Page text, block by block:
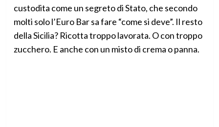
custodita come un segreto di Stato, che secondo
molti solo l’Euro Bar sa fare “come si deve”. Il resto
della Sicilia? Ricotta troppo lavorata. O con troppo
zucchero. E anche con un misto di crema o panna.